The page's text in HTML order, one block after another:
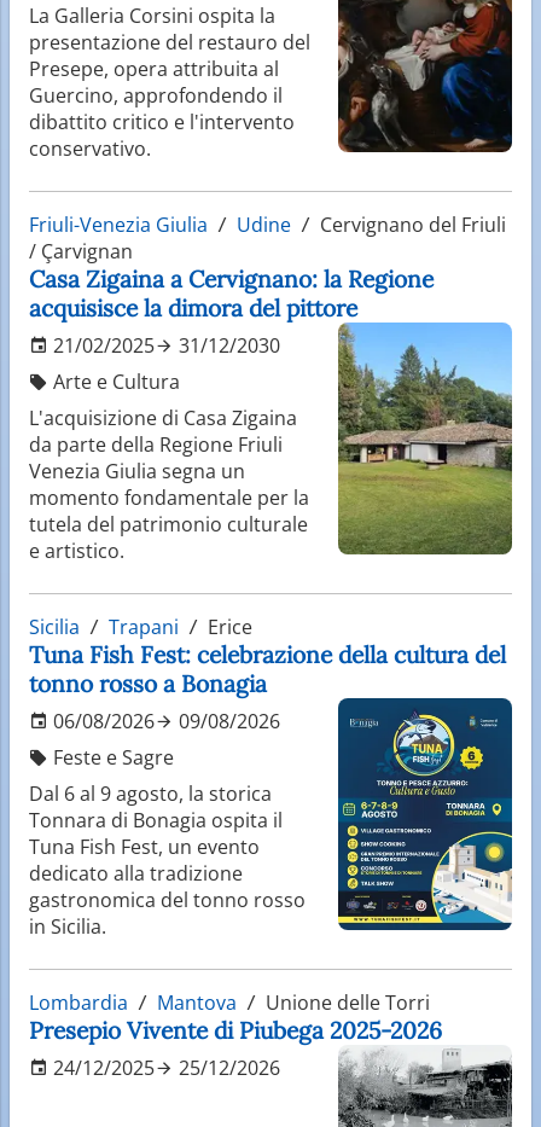
La Galleria Corsini ospita la
presentazione del restauro del
Presepe, opera attribuita al
Guercino, approfondendo il
dibattito critico e l'intervento
conservativo.
Friuli-Venezia Giulia Udine
Cervignano del Friuli
/ Çarvignan
Casa Zigaina a Cervignano: la Regione
acquisisce la dimora del pittore
21/02/2025
31/12/2030
Arte e Cultura
L'acquisizione di Casa Zigaina
da parte della Regione Friuli
Venezia Giulia segna un
momento fondamentale per la
tutela del patrimonio culturale
e artistico.
Sicilia Trapani Erice
Tuna Fish Fest: celebrazione della cultura del
tonno rosso a Bonagia
06/08/2026
09/08/2026
Feste e Sagre
Dal 6 al 9 agosto, la storica
Tonnara di Bonagia ospita il
Tuna Fish Fest, un evento
dedicato alla tradizione
gastronomica del tonno rosso
in Sicilia.
Lombardia Mantova Unione delle Torri
Presepio Vivente di Piubega 2025-2026
24/12/2025 25/12/2026